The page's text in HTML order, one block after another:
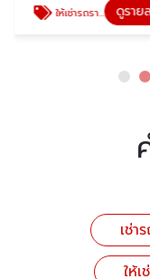
ให้เช่ารถราคาถูก ปราจีนบุรี
เช่า
ให้